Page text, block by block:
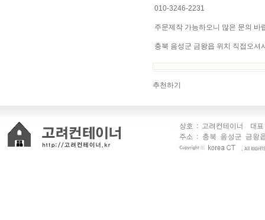
010-3246-2231
주문제작 가능하오니 많은 문의 바
충북 음성군 금왕읍 위치 직접오셔
추천하기